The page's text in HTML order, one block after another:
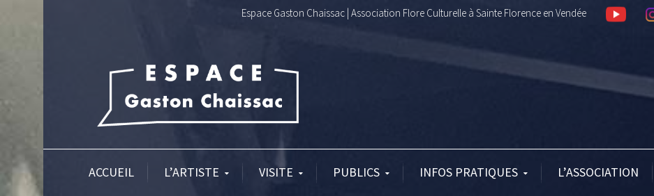
Espace Gaston Chaissac | Association Flore Culturelle à Sainte Florence en Vendée
ACCUEIL L’ARTISTE VISITE PUBLICS INFOS PRATIQUES L’ASSOCIATION